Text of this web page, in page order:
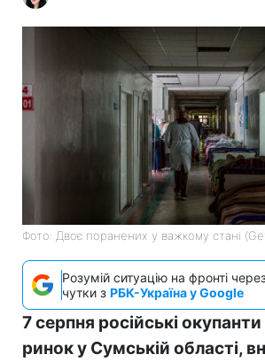
Фото: Двоє поранених у важкому стані
Розумій ситуацію на фронті
чутки з РБК-Україна у Google
7 серпня російські
ринок у Сумській області,